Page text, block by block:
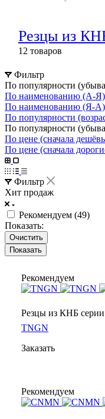
Резцы из
12 товаров
Фильтр
По популярности
По наименованию (А-Я)
По наименованию (Я-А)
По популярности
По популярности
По цене (сначала
По цене (сначала
Фильтр
Хит продаж
Рекомендуем (49)
Показать:
Очистить
Рекомендуем
Резцы из КНБ
TNGN
Заказать
Рекомендуем